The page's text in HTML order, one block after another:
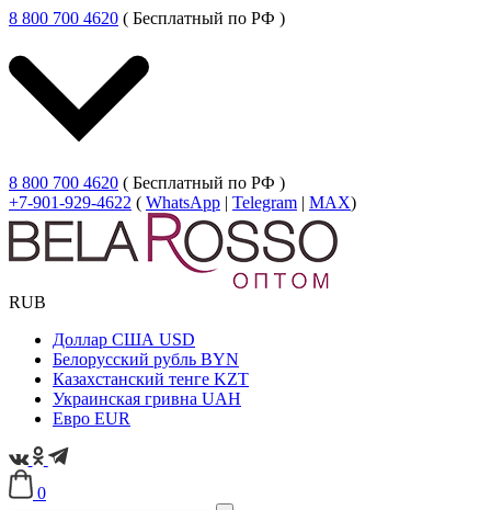
8 800 700 4620 ( Бесплатный по РФ )
8 800 700 4620 ( Бесплатный по РФ )
+7-901-929-4622 ( WhatsApp | Telegram | MAX)
RUB
Доллар США USD
Белорусский рубль BYN
Казахстанский тенге KZT
Украинская гривна UAH
Евро EUR
0